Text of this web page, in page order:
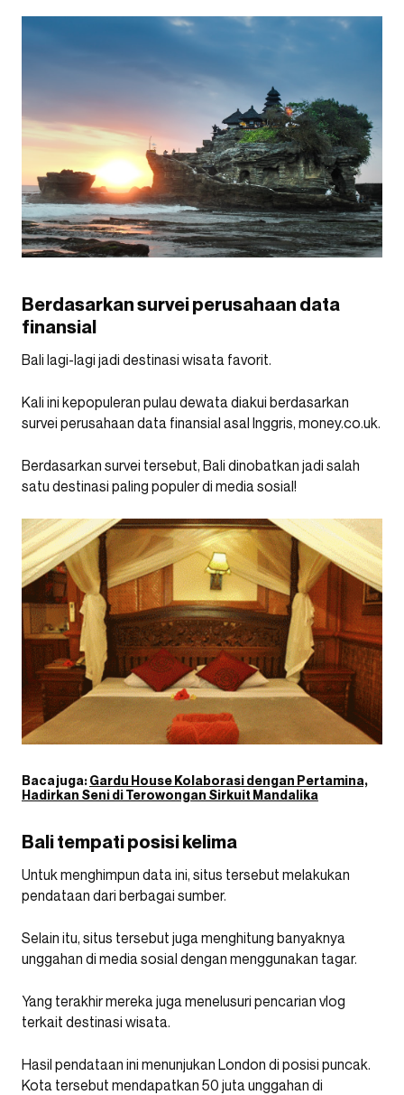
Berdasarkan survei perusahaan data
finansial
Bali lagi-lagi jadi destinasi wisata favorit.
Kali ini kepopuleran pulau dewata diakui berdasarkan
survei perusahaan data finansial asal Inggris, money.co.uk.
Berdasarkan survei tersebut, Bali dinobatkan jadi salah
satu destinasi paling populer di media sosial!
Baca juga:Gardu House Kolaborasi dengan Pertamina,
Hadirkan Seni di Terowongan Sirkuit Mandalika
Bali tempati posisi kelima
Untuk menghimpun data ini, situs tersebut melakukan
pendataan dari berbagai sumber.
Selain itu, situs tersebut juga menghitung banyaknya
unggahan di media sosial dengan menggunakan tagar.
Yang terakhir mereka juga menelusuri pencarian vlog
terkait destinasi wisata.
Hasil pendataan ini menunjukan London di posisi puncak.
Kota tersebut mendapatkan 50 juta unggahan di